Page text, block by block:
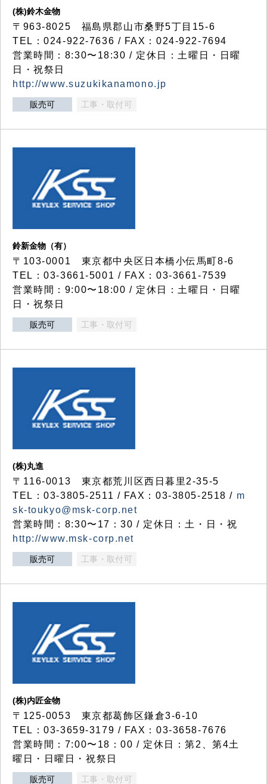
(株)鈴木金物
〒963-8025 福島県郡山市桑野5丁目15-6
TEL：024-922-7636 / FAX：024-922-7694
営業時間：8:30〜18:30 / 定休日：土曜日・日曜
日・祝祭日
http://www.suzukikanamono.jp
販売可 工事・取付可
鈴新金物（有）
〒103-0001 東京都中央区日本橋小伝馬町8-6
TEL：03-3661-5001 / FAX：03-3661-7539
営業時間：9:00〜18:00 / 定休日：土曜日・日曜
日・祝祭日
販売可 工事・取付可
(株)丸進
〒116-0013 東京都荒川区西日暮里2-35-5
TEL：03-3805-2511 / FAX：03-3805-2518 / m
sk-toukyo@msk-corp.net
営業時間：8:30〜17：30 / 定休日：土・日・祝
http://www.msk-corp.net
販売可 工事・取付可
(株)内匠金物
〒125-0053 東京都葛飾区鎌倉3-6-10
TEL：03-3659-3179 / FAX：03-3658-7676
営業時間：7:00〜18：00 / 定休日：第2、第4土
曜日・日曜日・祝祭日
販売可 工事・取付可